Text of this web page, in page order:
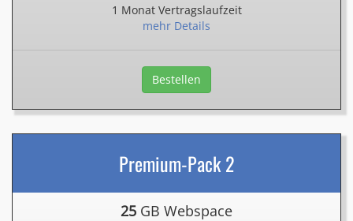
1 Monat Vertragslaufzeit
mehr Details
Bestellen
Premium-Pack 2
25 GB Webspace